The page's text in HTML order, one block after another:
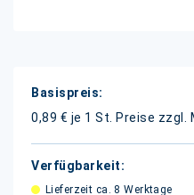
Weitere
Informationen
0,89 € je 1 St. Preise zzgl.
Lieferzeit ca. 8 Werktage